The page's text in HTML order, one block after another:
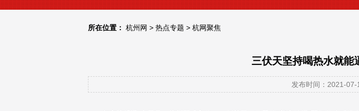
所在位置： 杭州网 > 热点专题 > 杭网聚焦
三伏天坚持喝热水就能
发布时间：2021-07-